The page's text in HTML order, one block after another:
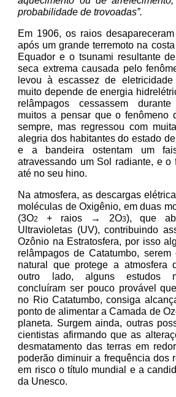
probabilidade de trovoadas”.
Em 1906, os raios
após um grande terremoto na
Equador e o tsunami resultante
seca extrema causada pelo
levou à escassez de
muito depende de energia
relâmpagos cessassem
muitos a pensar que o fenômeno
sempre, mas regressou com
alegria dos habitantes do estado
e a bandeira ostentam um
atravessando um Sol radiante, e o
até no seu hino.
Na atmosfera, as descargas
moléculas de Oxigênio, em duas
(3O2 + raios → 2O3), que
Ultravioletas (UV), contribuindo
Ozônio na Estratosfera, por isso
relâmpagos de Catatumbo,
natural que protege a atmosfera
outro lado, alguns estudos
concluíram ser pouco provável
no Rio Catatumbo, consiga
ponto de alimentar a Camada de
planeta. Surgem ainda, outras
cientistas afirmando que as
desmatamento das terras em
poderão diminuir a frequência dos
em risco o título mundial e a
da Unesco.